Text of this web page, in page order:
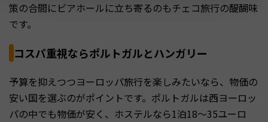
策の合間にビアホールに立ち寄るのもチェコ旅行の醍醐味
です。
コスパ重視ならポルトガルとハンガリー
予算を抑えつつヨーロッパ旅行を楽しみたいなら、物価の
安い国を選ぶのがポイントです。ポルトガルは西ヨーロッ
パの中でも物価が安く、ホステルなら1泊18〜35ユーロ